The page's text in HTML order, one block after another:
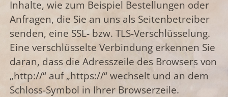
Inhalte, wie zum Beispiel Bestellungen oder
Anfragen, die Sie an uns als Seitenbetreiber
senden, eine SSL- bzw. TLS-Verschlüsselung.
Eine verschlüsselte Verbindung erkennen Sie
daran, dass die Adresszeile des Browsers von
„http://“ auf „https://“ wechselt und an dem
Schloss-Symbol in Ihrer Browserzeile.